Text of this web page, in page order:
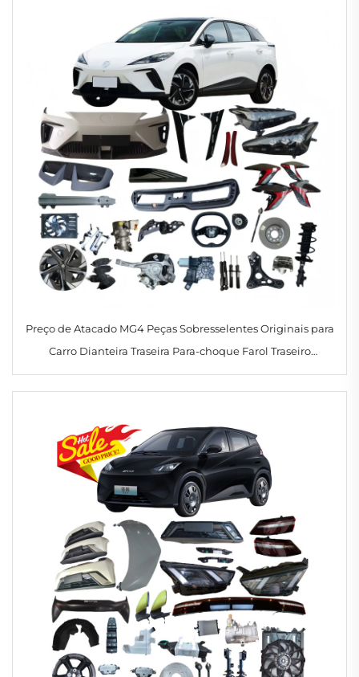
Preço de Atacado MG4 Peças Sobresselentes Originais para
Carro Dianteira Traseira Para-choque Farol Traseiro
Acessórios para Veículos para Morris Garages MG 4/ZS